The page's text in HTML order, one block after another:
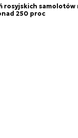
rosyjskich samolotów
250 proc